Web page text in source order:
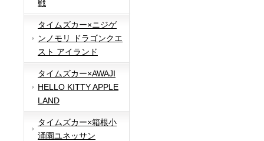
戦
タイムズカー×ニジゲ
ンノモリ ドラゴンクエ
スト アイランド
タイムズカー×AWAJI
HELLO KITTY APPLE
LAND
タイムズカー×箱根小
涌園ユネッサン